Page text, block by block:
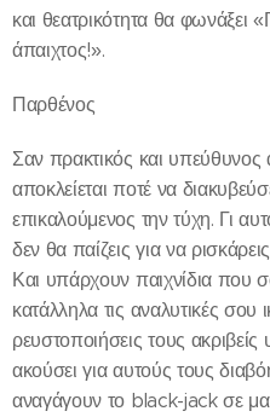
και θεατρικότητα θα φωνάξει
άπαιχτος!».
Παρθένος
Σαν πρακτικός και
αποκλείεται ποτέ να
επικαλούμενος την τύχη. Γι
δεν θα παίζεις για να
Και υπάρχουν παιχνίδια που
κατάλληλα τις αναλυτικές σου
ρευστοποιήσεις τους
ακούσει για αυτούς τους
αναγάγουν το black-jack σε